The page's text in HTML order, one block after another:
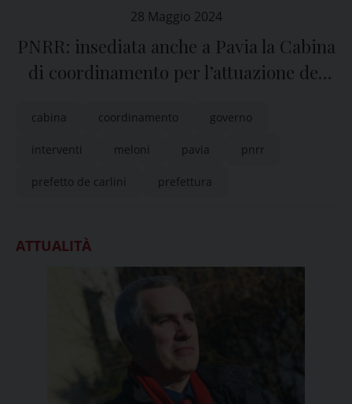
28 Maggio 2024
PNRR: insediata anche a Pavia la Cabina
di coordinamento per l’attuazione dei
cabina coordinamento governo
interventi meloni pavia pnrr
prefetto de carlini prefettura
ATTUALITÀ